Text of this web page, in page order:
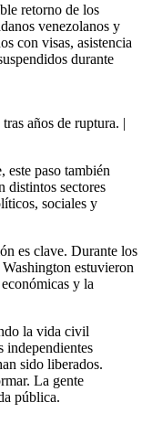
retorno de los
venezolanos y
con visas, asistencia
durante
años de ruptura. |
este paso también
distintos sectores
sociales y
es clave. Durante los
estuvieron
y la
la vida civil
independientes
sido liberados.
La gente
pública.